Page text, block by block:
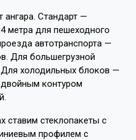
ангара. Стандарт —
метра для пешеходного
автотранспорта —
Для большегрузной
Для холодильных блоков —
контуром
ставим стеклопакеты с
профилем с